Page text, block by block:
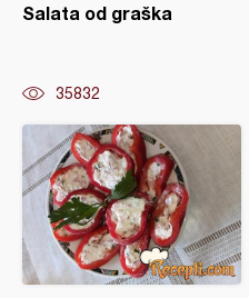
Salata od graška
35832